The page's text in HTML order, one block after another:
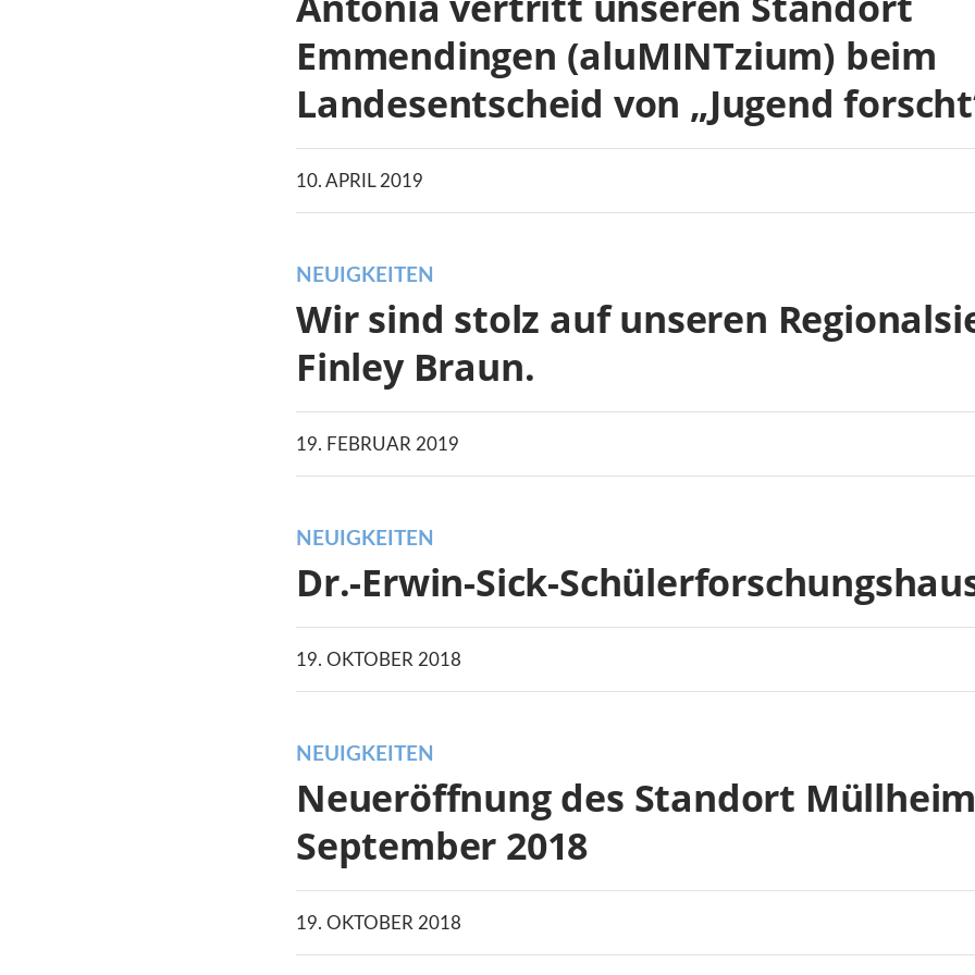
Emmendingen (aluMINTzium) beim
Landesentscheid von „Jugend
10. APRIL 2019
NEUIGKEITEN
Wir sind stolz auf unseren
Finley Braun.
19. FEBRUAR 2019
NEUIGKEITEN
Dr.-Erwin-Sick-
19. OKTOBER 2018
NEUIGKEITEN
Neueröffnung des Standort
September 2018
19. OKTOBER 2018